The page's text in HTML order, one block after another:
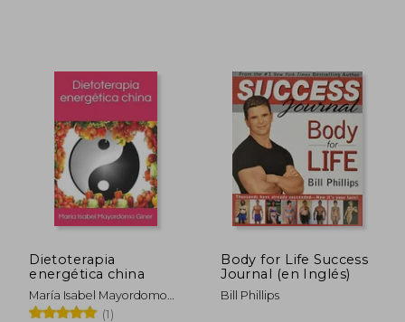
45%
dcto.
45%
dcto.
Dietoterapia
energética china
María Isabel Mayordomo
Giner
(1)
Body for Life Success
Journal (en Inglés)
Bill Phillips